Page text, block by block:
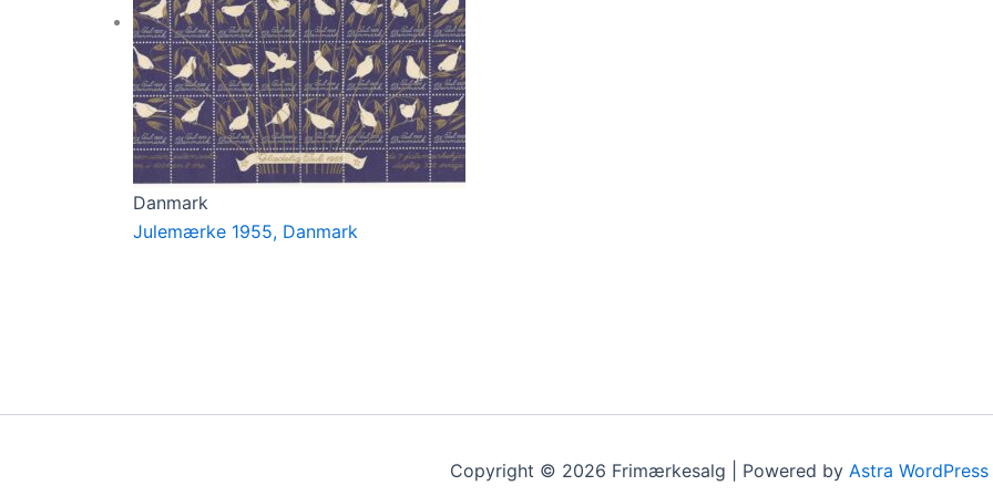
Danmark
Julemærke 1955, Danmark
Copyright © 2026 Frimærkesalg | Powered by Astra WordPress